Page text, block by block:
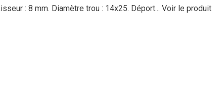
: 8 mm. Diamètre trou : 14x25. Déport... Voir le produit